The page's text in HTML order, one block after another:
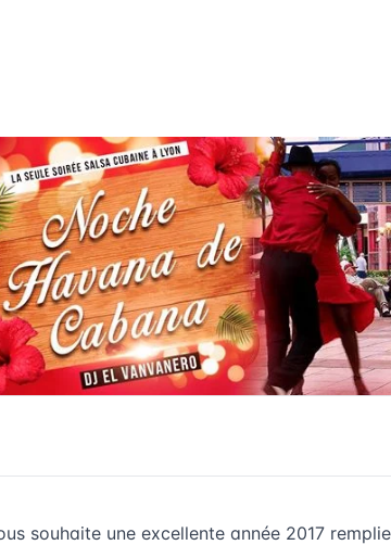
souhaite une excellente année 2017